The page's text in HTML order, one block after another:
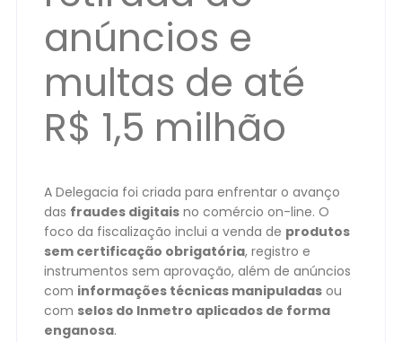
anúncios e
multas de até
R$ 1,5 milhão
A Delegacia foi criada para enfrentar o avanço
das fraudes digitais no comércio on-line. O
foco da fiscalização inclui a venda de produtos
sem certificação obrigatória, registro e
instrumentos sem aprovação, além de anúncios
com informações técnicas manipuladas ou
com selos do Inmetro aplicados de forma
enganosa.